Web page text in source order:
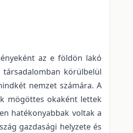
az e földön lakó
körülbelül
nemzet számára. A
mögöttes okaként lettek
hatékonyabbak voltak a
gazdasági helyzete és